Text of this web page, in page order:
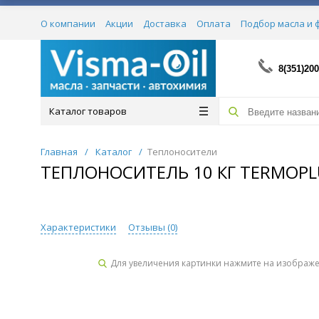
О компании Акции Доставка Оплата Подбор масла и
Сертификаты
Каталог товаров
Главная / Каталог / Теплоносители
ТЕПЛОНОСИТЕЛЬ 10 КГ
Характеристики Отзывы (0)
Для увеличения картинки нажмите на